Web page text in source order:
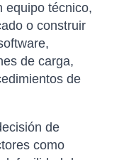
equipo técnico,
o construir
de carga,
de
de
como